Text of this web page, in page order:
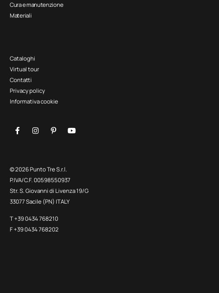
Cura e manutenzione
Materiali
Cataloghi
Virtual tour
Contatti
Privacy policy
Informativa cookie
© 2026 Punto Tre S.r.l.
P.IVA/C.F. 00598550937
Str. S. Giovanni di Livenza 19/G
33077 Sacile (PN) ITALY
T +39 0434 768210
F +39 0434 768202